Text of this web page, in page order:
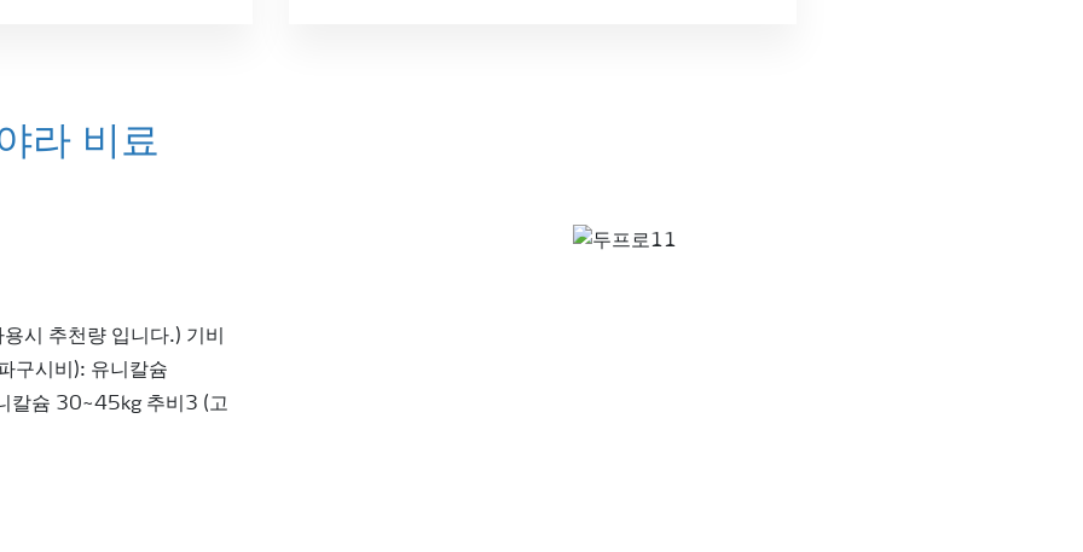
라 비료
시 추천량 입니다.) 기비
구시비): 유니칼슘
칼슘 30~45kg 추비3 (고